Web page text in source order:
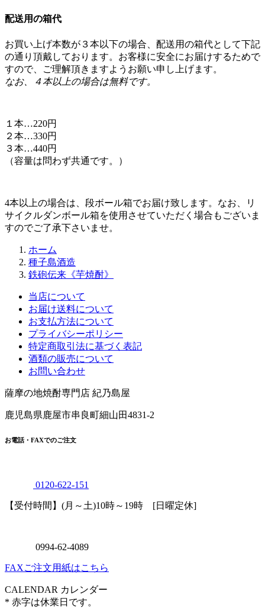
配送用の箱代
お買い上げ本数が３本以下の場合、配送用の箱代として下記
の通り頂戴しております。お客様に安全にお届けするためで
すので、ご理解頂きますようお願い申し上げます。
なお、４本以上の場合は無料です。
１本…220円
２本…330円
３本…440円
（容量は問わず共通です。）
4本以上の場合は、段ボール箱でお届け致します。なお、リ
サイクルダンボール箱を使用させていただく場合もございま
すのでご了承下さいませ。
ホーム
種子島酒造
鉄砲伝来《芋焼酎》
当店について
お届け送料について
お支払方法について
プライバシーポリシー
特定商取引法に基づく表記
酒類の販売について
お問い合わせ
薩摩の地焼酎専門店 紀乃島屋
鹿児島県鹿屋市串良町細山田4831-2
お電話・FAXでのご注文
0120-622-151
【受付時間】(月～土)10時～19時 [日曜定休]
0994-62-4089
FAXご注文用紙はこちら
CALENDAR カレンダー
* 赤字は休業日です。